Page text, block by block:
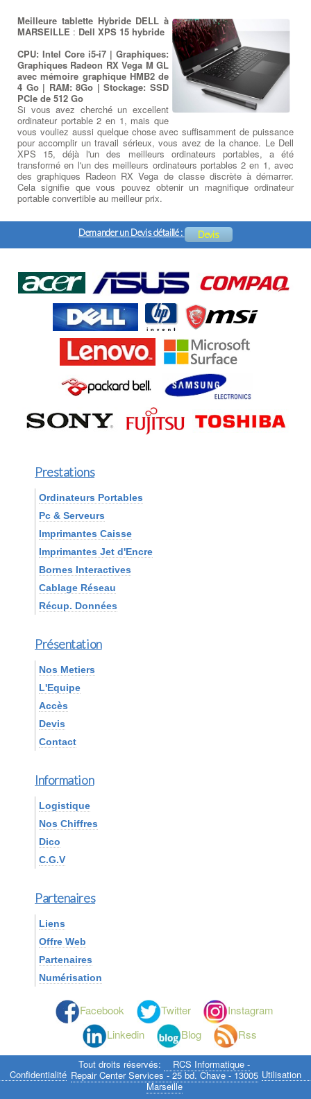
Meilleure tablette Hybride DELL à
MARSEILLE : Dell XPS 15 hybride
CPU: Intel Core i5-i7 | Graphiques:
Graphiques Radeon RX Vega M GL
avec mémoire graphique HMB2 de
4 Go | RAM: 8Go | Stockage: SSD
PCIe de 512 Go
Si vous avez cherché un excellent
ordinateur portable 2 en 1, mais que
vous vouliez aussi quelque chose avec suffisamment de puissance
pour accomplir un travail sérieux, vous avez de la chance. Le Dell
XPS 15, déjà l'un des meilleurs ordinateurs portables, a été
transformé en l'un des meilleurs ordinateurs portables 2 en 1, avec
des graphiques Radeon RX Vega de classe discrète à démarrer.
Cela signifie que vous pouvez obtenir un magnifique ordinateur
portable convertible au meilleur prix.
Demander un Devis détaillé : Devis
Prestations
Ordinateurs Portables
Pc & Serveurs
Imprimantes Caisse
Imprimantes Jet d'Encre
Bornes Interactives
Cablage Réseau
Récup. Données
Présentation
Nos Metiers
L'Equipe
Accès
Devis
Contact
Information
Logistique
Nos Chiffres
Dico
C.G.V
Partenaires
Liens
Offre Web
Partenaires
Numérisation
Facebook Twitter
Instagram
Linkedin
Blog Rss
Confidentialité
Tout droits réservés:
RCS Informatique -
Repair Center Services - 25 bd. Chave - 13005
Marseille
Utilisation